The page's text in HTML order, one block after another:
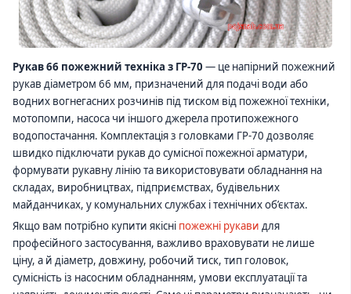
Рукав 66 пожежний техніка з ГР-70 — це напірний пожежний
рукав діаметром 66 мм, призначений для подачі води або
водних вогнегасних розчинів під тиском від пожежної техніки,
мотопомпи, насоса чи іншого джерела протипожежного
водопостачання. Комплектація з головками ГР-70 дозволяє
швидко підключати рукав до сумісної пожежної арматури,
формувати рукавну лінію та використовувати обладнання на
складах, виробництвах, підприємствах, будівельних
майданчиках, у комунальних службах і технічних об’єктах.
Якщо вам потрібно купити якісні пожежні рукави для
професійного застосування, важливо враховувати не лише
ціну, а й діаметр, довжину, робочий тиск, тип головок,
сумісність із насосним обладнанням, умови експлуатації та